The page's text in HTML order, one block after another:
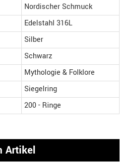
Nordischer Schmuck
Edelstahl 316L
Silber
Schwarz
Mythologie & Folklore
Siegelring
200 - Ringe
Artikel